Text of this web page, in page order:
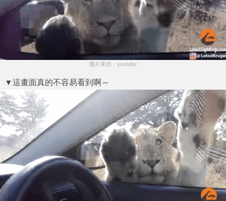
圖片來自：youtube
▼這畫面真的不容易看到啊～